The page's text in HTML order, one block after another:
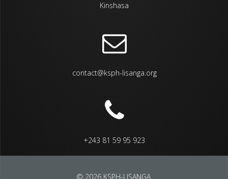
Kinshasa
contact@ksph-lisanga.org
+243 81 59 95 923
© 2026 KSPH-LISANGA.